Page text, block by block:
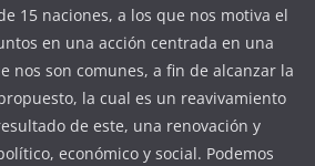
15 naciones, a los que nos motiva el
en una acción centrada en una
nos son comunes, a fin de alcanzar la
la cual es un reavivamiento
de este, una renovación y
económico y social. Podemos